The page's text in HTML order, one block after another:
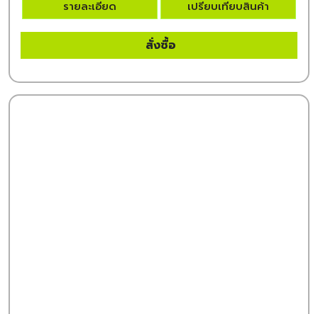
รายละเอียด เปรียบเทียบสินค้า
สั่งซื้อ